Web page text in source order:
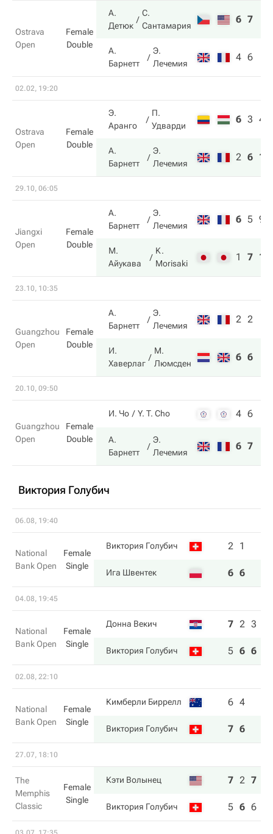
Ostrava
Open
Female
Double
А.
Детюк
С.
Сантамария
6 7
А.
Барнетт
Э.
Лечемия
4 6
02.02, 19:20
Ostrava
Open
Female
Double
Э.
Аранго
П.
Удварди
6 3 4
А.
Барнетт
Э.
Лечемия
2 6 10
29.10, 06:05
Jiangxi
Open
Female
Double
А.
Барнетт
Э.
Лечемия
6 5 9
М.
Айукава
K.
Morisaki
1 7 11
23.10, 10:35
Guangzhou
Open
Female
Double
А.
Барнетт
Э.
Лечемия
2 2
И.
Хаверлаг
М.
Люмсден
6 6
20.10, 09:50
Guangzhou
Open
Female
Double
И. Чо Y. T. Cho 4 6
А.
Барнетт
Э.
Лечемия
6 7
Виктория Голубич
06.08, 19:40
National
Bank Open
Female
Single
Виктория Голубич 2 1
Ига Швентек 6 6
04.08, 19:45
National
Bank Open
Female
Single
Донна Векич 7 2 3
Виктория Голубич 5 6 6
02.08, 22:10
National
Bank Open
Female
Single
Кимберли Биррелл 6 4
Виктория Голубич 7 6
27.07, 18:10
The
Memphis
Classic
Female
Single
Кэти Волынец 7 2 7
Виктория Голубич 5 6 6